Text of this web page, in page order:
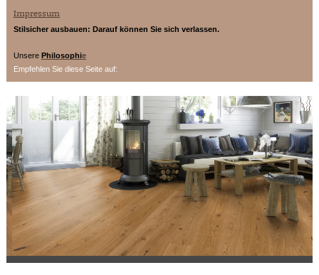
Impressum
Stilsicher ausbauen: Darauf können Sie sich verlassen.
Unsere Philosophie
Empfehlen Sie diese Seite auf: